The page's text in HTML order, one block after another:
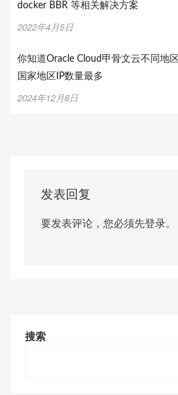
docker BBR 等相关解决方案
2022年4月5日
你知道Oracle Cloud甲骨文云不同地
国家地区IP数量最多
2024年12月8日
发表回复
要发表评论，您必须先登录。
搜索